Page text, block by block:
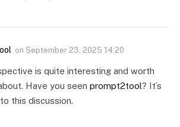
on September 23, 2025 14:20
is quite interesting and worth
Have you seen prompt2tool? It’s
this discussion.